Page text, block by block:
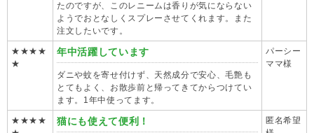
たのですが、このレニームは香りが気にならない
ようでおとなしくスプレーさせてくれます。また
注文したいです。
★★★★
★
年中活躍しています
ダニや蚊を寄せ付けず、天然成分で安心、毛艶も
とてもよく、お散歩前と帰ってきてからつけてい
ます。1年中使ってます。
パーシー
ママ様
★★★★
猫にも使えて便利！
匿名希望